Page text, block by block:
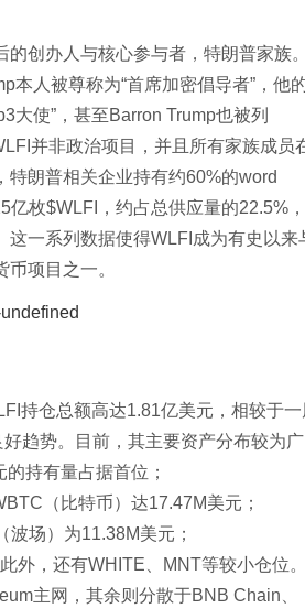
创办人与核心参与者，特朗普家族。
本人被尊称为“首席加密倡导者”，他
大使”，甚至Barron Trump也被列
并非政治项目，并且所有家族成员
朗普相关企业持有约60%的word
枚$WLFI，约占总供应量的22.5%，
这一系列数据使得WLFI成为有史以来
项目之一。
持仓总额高达1.81亿美元，相较于一
趋势。目前，其主要资产分布较为广
持有量占据首位；
（比特币）达17.47M美元；
场）为11.38M美元；
外，还有WHITE、MNT等较小仓位。
主网，其余则分散于BNB Chain、